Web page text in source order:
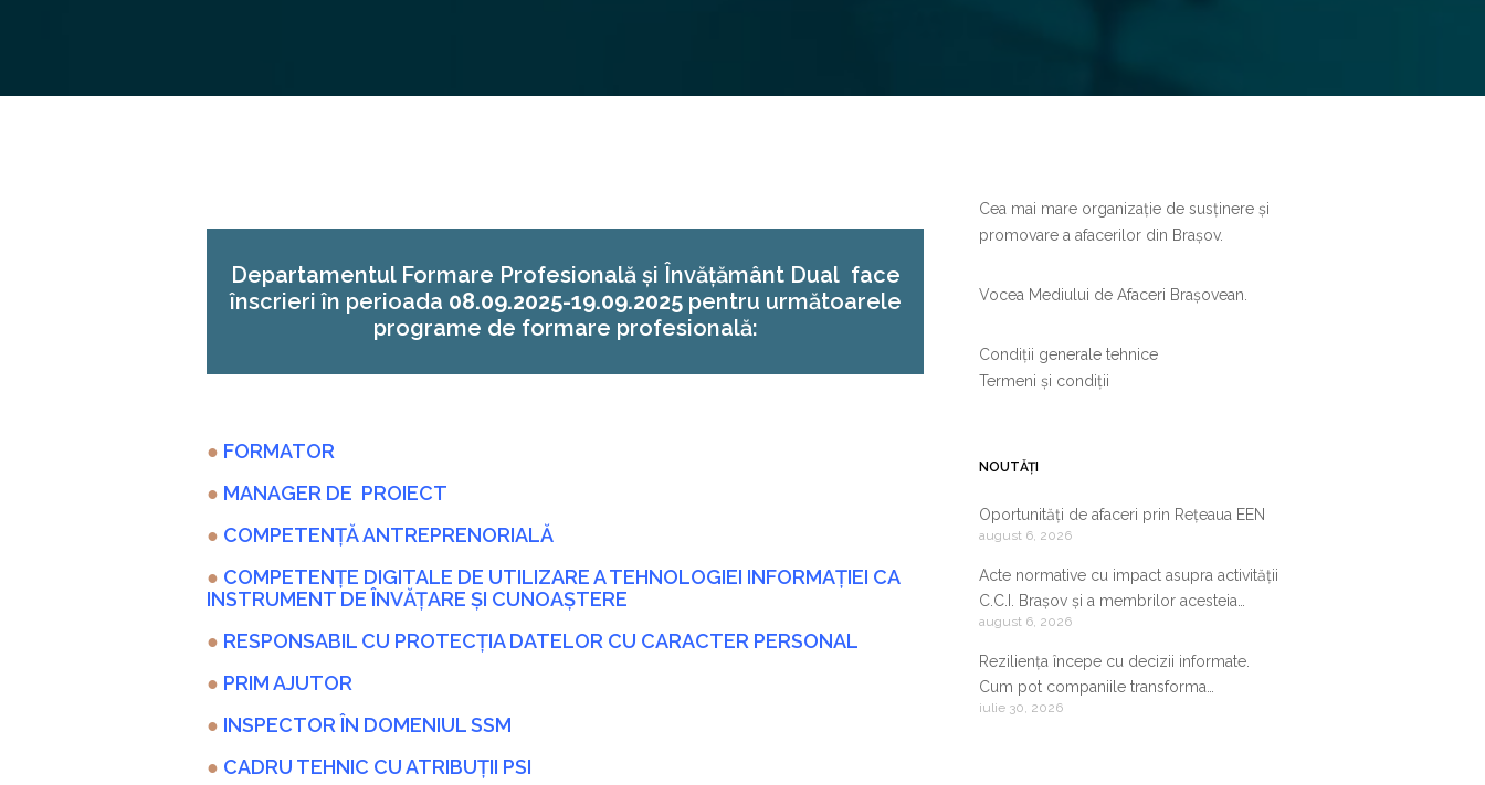
Departamentul Formare Profesională și Învățământ Dual face
înscrieri în perioada 08.09.2025-19.09.2025 pentru următoarele
programe de formare profesională:
● FORMATOR
● MANAGER DE PROIECT
● COMPETENȚĂ ANTREPRENORIALĂ
● COMPETENŢE DIGITALE DE UTILIZARE A TEHNOLOGIEI INFORMAȚIEI CA
INSTRUMENT DE ÎNVĂȚARE ȘI CUNOAȘTERE
● RESPONSABIL CU PROTECȚIA DATELOR CU CARACTER PERSONAL
● PRIM AJUTOR
● INSPECTOR ÎN DOMENIUL SSM
● CADRU TEHNIC CU ATRIBUȚII PSI
Cea mai mare organizație de susținere și
promovare a afacerilor din Brașov.
Vocea Mediului de Afaceri Brașovean.
Condiții generale tehnice
Termeni și condiții
NOUTĂȚI
Oportunități de afaceri prin Rețeaua EEN
august 6, 2026
Acte normative cu impact asupra activității
C.C.I. Brașov și a membrilor acesteia
29.07.2026-05.08.2026
august 6, 2026
Reziliența începe cu decizii informate.
Cum pot companiile transforma
informația de business într-un avantaj
iulie 30, 2026